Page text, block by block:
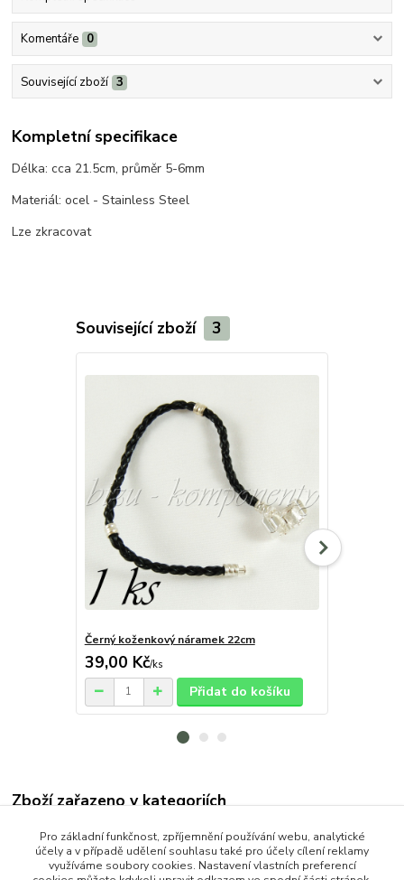
Komentáře 0
Související zboží 3
Kompletní specifikace
Délka: cca 21.5cm, průměr 5-6mm
Materiál: ocel - Stainless Steel
Lze zkracovat
Související zboží 3
Černý koženkový náramek 22cm
39,00 Kč/ks
Přidat do košíku
Zboží zařazeno v kategoriích
OCEL (Stainless Steel)
Náramky
Pro základní funkčnost, zpříjemnění používání webu, analytické
účely a v případě udělení souhlasu také pro účely cílení reklamy
využíváme soubory cookies. Nastavení vlastních preferencí